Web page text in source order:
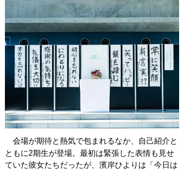
会場が期待と熱気で包まれるなか、自己紹介と
ともに2期生が登場。最初は緊張した表情も見せ
ていた彼女たちだったが、濱岸ひよりは「今日は